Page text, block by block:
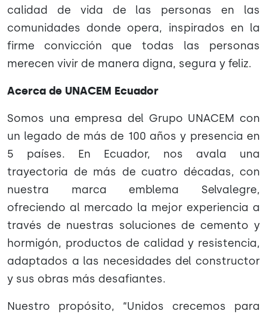
calidad de vida de las personas en las
comunidades donde opera, inspirados en la
firme convicción que todas las personas
merecen vivir de manera digna, segura y feliz.
Acerca de UNACEM Ecuador
Somos una empresa del Grupo UNACEM con
un legado de más de 100 años y presencia en
5 países. En Ecuador, nos avala una
trayectoria de más de cuatro décadas, con
nuestra marca emblema Selvalegre,
ofreciendo al mercado la mejor experiencia a
través de nuestras soluciones de cemento y
hormigón, productos de calidad y resistencia,
adaptados a las necesidades del constructor
y sus obras más desafiantes.
Nuestro propósito, “Unidos crecemos para